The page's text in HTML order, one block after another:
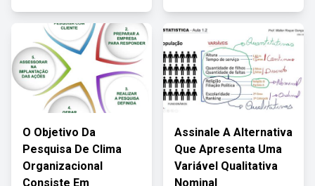
O Objetivo Da
Pesquisa De Clima
Organizacional
Consiste Em
Assinale A Alternativa
Que Apresenta Uma
Variável Qualitativa
Nominal